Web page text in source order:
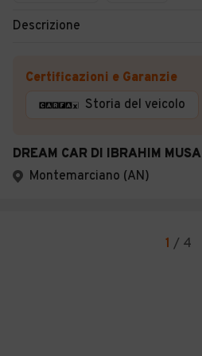
Descrizione
Certificazioni e Garanzie
Storia del veicolo
DREAM CAR DI IBRAHIM MUSA
Montemarciano (AN)
1 / 4